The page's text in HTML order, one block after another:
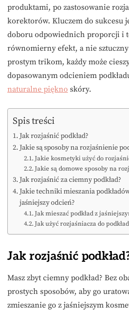
produktami, po zastosowanie
korektorów. Kluczem do sukcesu
doboru odpowiednich proporcji i
równomierny efekt, a nie
prostym trikom, każdy może
dopasowanym odcieniem
naturalne piękno skóry.
Spis treści
Jak rozjaśnić podkład?
Jakie są sposoby na rozjaśnienie
Jakie kosmetyki użyć do
Jakie są domowe sposoby na
Jak rozjaśnić za ciemny podkład?
Jakie techniki mieszania
jaśniejszy odcień?
Jak mieszać podkład z
Jak użyć rozjaśniacza do
Jak rozjaśnić
Masz zbyt ciemny podkład? Bez
prostych sposobów, aby go
zmieszanie go z jaśniejszym